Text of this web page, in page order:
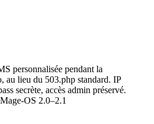
personnalisée pendant la
au lieu du 503.php standard. IP
secrète, accès admin préservé.
Mage-OS 2.0–2.1